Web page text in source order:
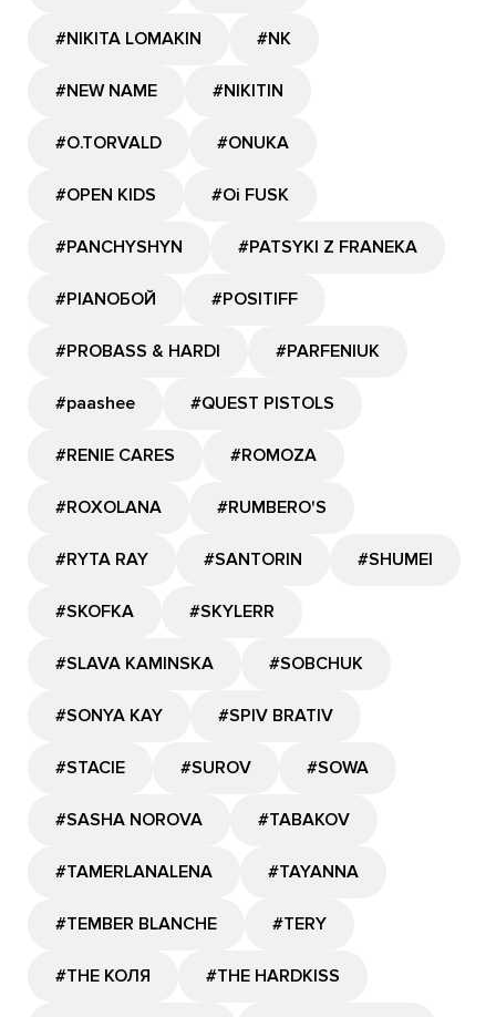
#NIKITA LOMAKIN #NK
#NEW NAME #NIKITIN
#O.TORVALD #ONUKA
#OPEN KIDS #Oi FUSK
#PANCHYSHYN #PATSYKI Z FRANEKA
#PIANOБОЙ #POSITIFF
#PROBASS & HARDI #PARFENIUK
#paashee #QUEST PISTOLS
#RENIE CARES #ROMOZA
#ROXOLANA #RUMBERO'S
#RYTA RAY #SANTORIN #SHUMEI
#SKOFKA #SKYLERR
#SLAVA KAMINSKA #SOBCHUK
#SONYA KAY #SPIV BRATIV
#STACIE #SUROV #SOWA
#SASHA NOROVA #TABAKOV
#TAMERLANALENA #TAYANNA
#TEMBER BLANCHE #TERY
#THE КОЛЯ #THE HARDKISS